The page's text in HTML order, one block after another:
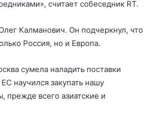
считает собеседник RT.
Калманович. Он подчеркнул, что
Россия, но и Европа.
сумела наладить поставки
научился закупать нашу
прежде всего азиатские и